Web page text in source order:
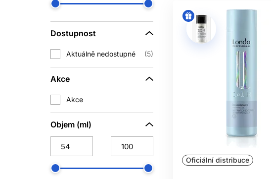
ŠAMPON
Vlasy důkladně namočte a malé množství
škrábání. Pěnu nechte při oplachování projít přes
nebo stylingu, ne automaticky. Důkladné
litrovém salonním
Po šamponu jemně vytlačte přebytečnou vodu a
a snížit rovnoměrnost aplikace. Dodržte dobu
snižovat tření a zlepšovat skluz při česání, díky
suché nebo porézní konečky mohou potřebovat
Dostupnost
Aktuálně nedostupné 5
Akce
Akce
Objem (ml)
Oficiální distribuce